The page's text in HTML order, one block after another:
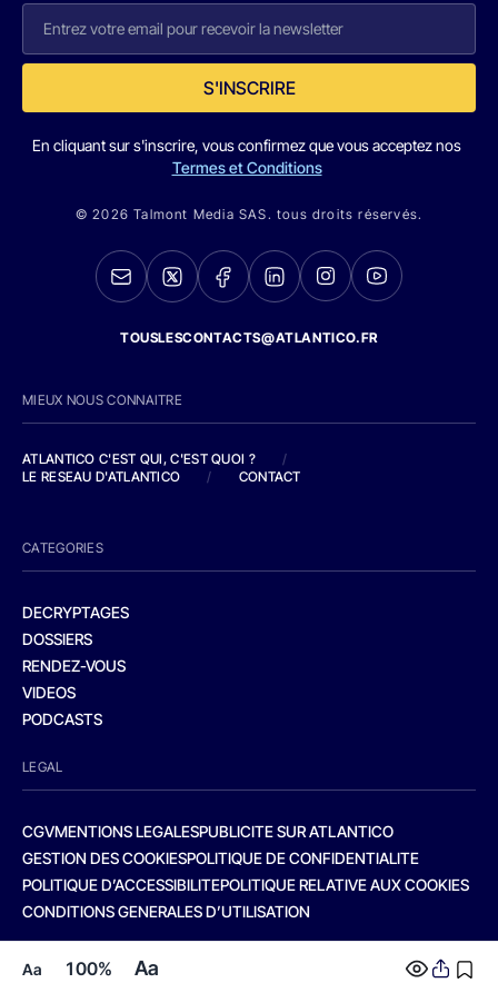
Aa 100% Aa
S'INSCRIRE
En cliquant sur s'inscrire, vous confirmez que vous acceptez nos
Termes et Conditions
© 2026 Talmont Media SAS. tous droits réservés.
TOUSLESCONTACTS@ATLANTICO.FR
MIEUX NOUS CONNAITRE
ATLANTICO C'EST QUI, C'EST QUOI ?
/
LE RESEAU D'ATLANTICO
/ CONTACT
CATEGORIES
DECRYPTAGES
DOSSIERS
RENDEZ-VOUS
VIDEOS
PODCASTS
LEGAL
CGVMENTIONS LEGALESPUBLICITE SUR ATLANTICO
GESTION DES COOKIESPOLITIQUE DE CONFIDENTIALITE
POLITIQUE D’ACCESSIBILITEPOLITIQUE RELATIVE AUX COOKIES
CONDITIONS GENERALES D’UTILISATION